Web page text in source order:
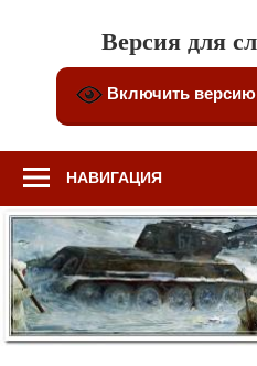
Версия для
Включить
НАВИГАЦИЯ